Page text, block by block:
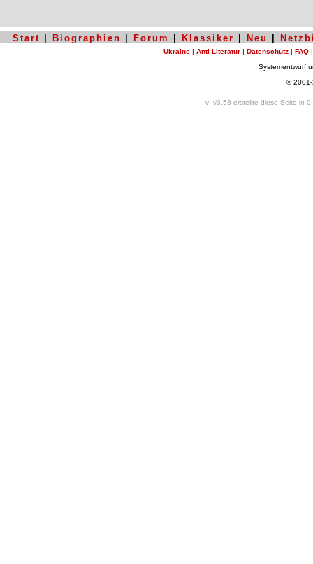
Start Biographien Forum Klassiker Neu
Ukraine | Anti-Literatur | Datenschutz | FAQ
Systementwurf
©
v_v3.53 erstellte diese Seite in